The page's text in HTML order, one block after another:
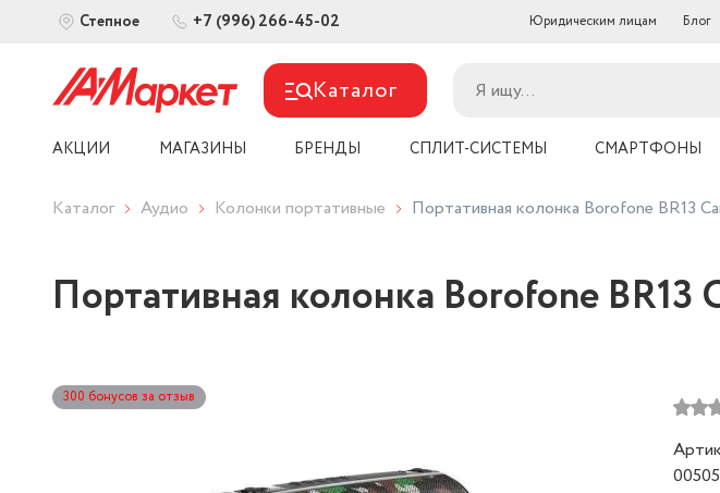
Степное +7 (996) 266-45-02 Юридическим лицам Блог
Каталог
АКЦИИ МАГАЗИНЫ БРЕНДЫ СПЛИТ-СИСТЕМЫ СМАРТФОНЫ
Каталог Аудио Колонки портативные Портативная колонка Borofone BR13
Портативная колонка Borofone BR13
300 бонусов за отзыв